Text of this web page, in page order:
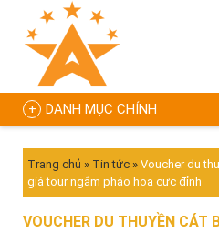
DANH MỤC CHÍNH
Trang chủ » Tin tức » Voucher du
giá tour ngắm pháo hoa cực đỉnh
VOUCHER DU THUYỀN CÁT